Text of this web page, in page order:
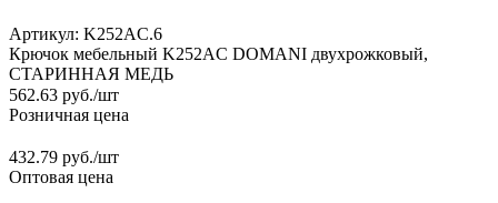
Артикул: K252AC.6
Крючок мебельный K252AC DOMANI двухрожковый,
СТАРИННАЯ МЕДЬ
562.63 руб./шт
Розничная цена
432.79 руб./шт
Оптовая цена